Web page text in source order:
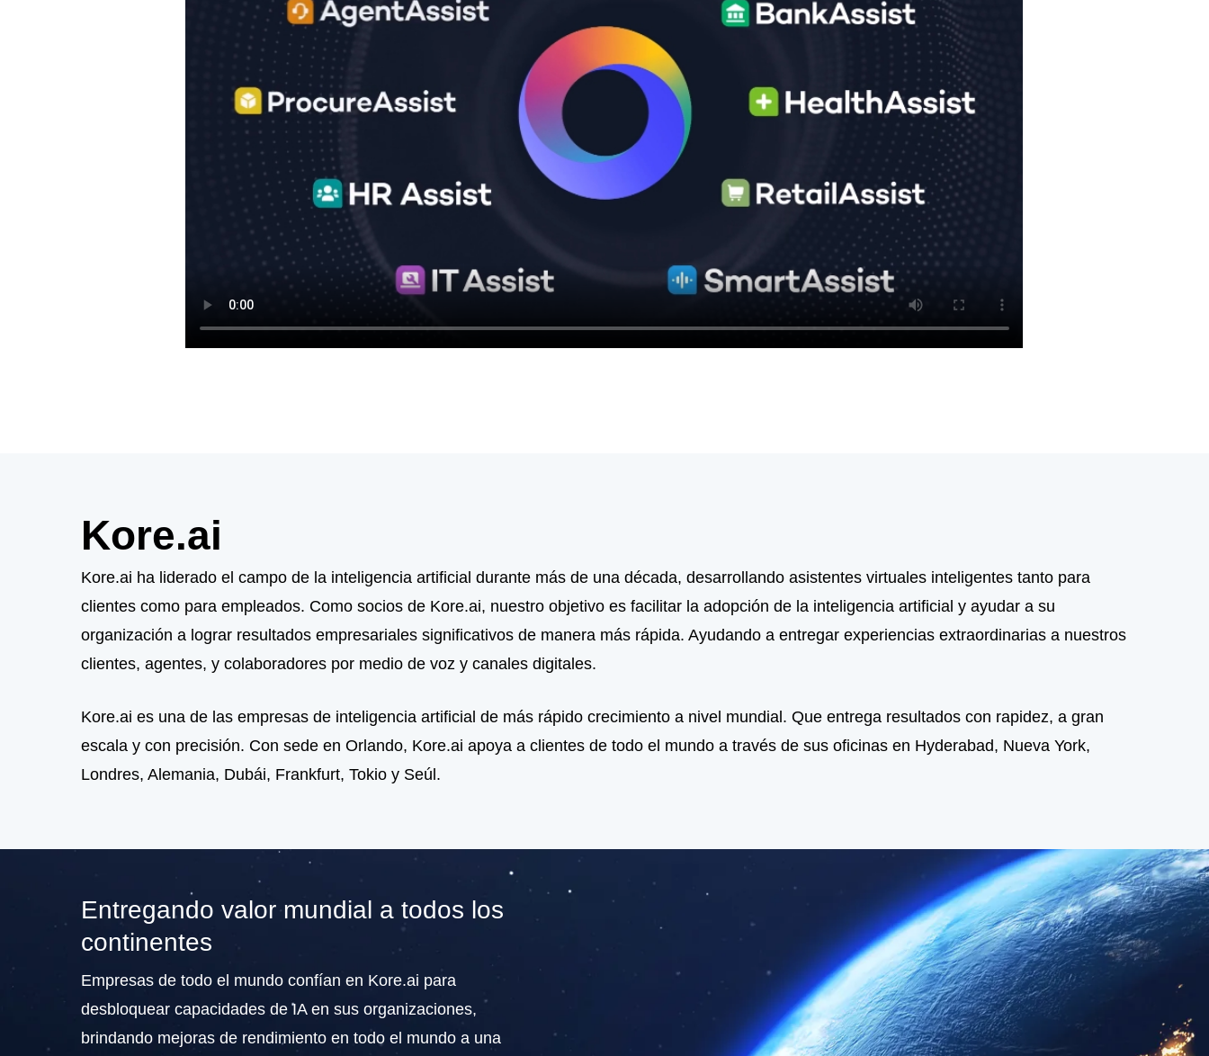
Kore.ai
Kore.ai ha liderado el campo de la inteligencia artificial durante más de una década, desarrollando asistentes virtuales inteligentes tanto para
clientes como para empleados. Como socios de Kore.ai, nuestro objetivo es facilitar la adopción de la inteligencia artificial y ayudar a su
organización a lograr resultados empresariales significativos de manera más rápida. Ayudando a entregar experiencias extraordinarias a nuestros
clientes, agentes, y colaboradores por medio de voz y canales digitales.
Kore.ai es una de las empresas de inteligencia artificial de más rápido crecimiento a nivel mundial. Que entrega resultados con rapidez, a gran
escala y con precisión. Con sede en Orlando, Kore.ai apoya a clientes de todo el mundo a través de sus oficinas en Hyderabad, Nueva York,
Londres, Alemania, Dubái, Frankfurt, Tokio y Seúl.
Entregando valor mundial a todos los
continentes
Empresas de todo el mundo confían en Kore.ai para
desbloquear capacidades de IA en sus organizaciones,
brindando mejoras de rendimiento en todo el mundo a una